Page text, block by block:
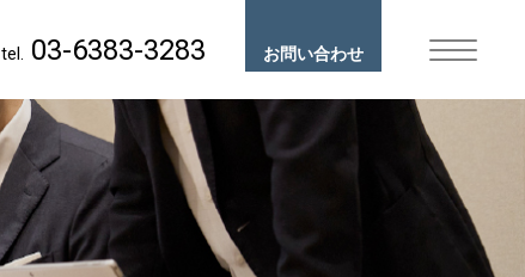
tel. 03-6383-3283 お問い合わせ